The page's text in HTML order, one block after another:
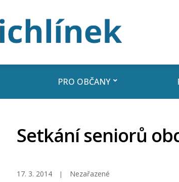
PRO OBČANY
Setkání seniorů
17. 3. 2014 Nezařazené